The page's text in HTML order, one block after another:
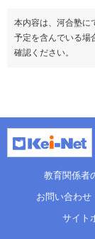
本内容は、河合塾に
予定を含んでいる場
確認ください。
教育関係者
お問い合わせ
サイト